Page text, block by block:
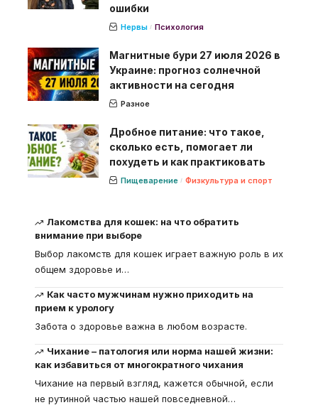
ошибки
Нервы Психология
Магнитные бури 27 июля 2026 в
Украине: прогноз солнечной
активности на сегодня
Разное
Дробное питание: что такое,
сколько есть, помогает ли
похудеть и как практиковать
Пищеварение Физкультура и спорт
Лакомства для кошек: на что обратить
внимание при выборе
Выбор лакомств для кошек играет важную роль в их
общем здоровье и…
Как часто мужчинам нужно приходить на
прием к урологу
Забота о здоровье важна в любом возрасте.
Чихание – патология или норма нашей жизни:
как избавиться от многократного чихания
Чихание на первый взгляд, кажется обычной, если
не рутинной частью нашей повседневной…